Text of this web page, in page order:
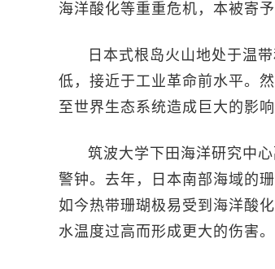
海洋酸化等重重危机，本被寄
日本式根岛火山地处于温
低，接近于工业革命前水平。
至世界生态系统造成巨大的影响
筑波大学下田海洋研究中
警钟。去年，日本南部海域的
如今热带珊瑚极易受到海洋酸
水温度过高而形成更大的伤害。